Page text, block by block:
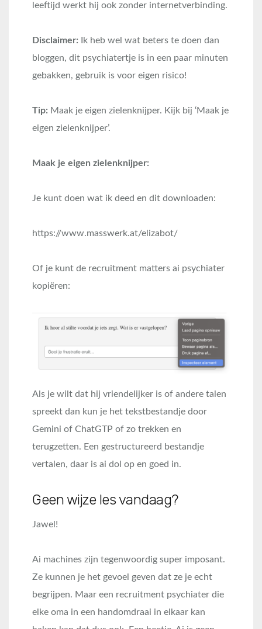
leeftijd werkt hij ook zonder internetverbinding.
Disclaimer:
Ik heb wel wat beters te doen dan
bloggen, dit psychiatertje is in een paar minuten
gebakken, gebruik is voor eigen risico!
Tip: Maak je eigen zielenknijper. Kijk bij ‘Maak je
eigen zielenknijper’.
Maak je eigen zielenknijper:
Je kunt doen wat ik deed en dit downloaden:
https://www.masswerk.at/elizabot/
Of je kunt de recruitment matters ai psychiater
kopiëren:
Als je wilt dat hij vriendelijker is of andere talen
spreekt dan kun je het tekstbestandje door
Gemini of ChatGTP of zo trekken en
terugzetten. Een gestructureerd bestandje
vertalen, daar is ai dol op en goed in.
Geen wijze les vandaag?
Jawel!
Ai machines zijn tegenwoordig super imposant.
Ze kunnen je het gevoel geven dat ze je echt
begrijpen. Maar een recruitment psychiater die
elke oma in een handomdraai in elkaar kan